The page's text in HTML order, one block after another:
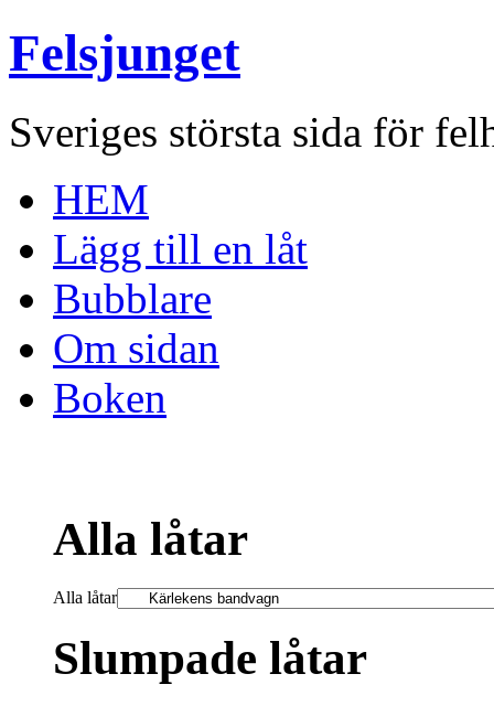
Felsjunget
Sveriges största sida för
HEM
Lägg till en låt
Bubblare
Om sidan
Boken
Alla låtar
Alla låtar
Slumpade låtar